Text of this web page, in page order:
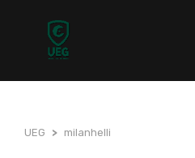
UEG > milanhelli